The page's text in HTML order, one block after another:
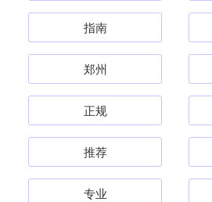
指南
郑州
正规
推荐
专业